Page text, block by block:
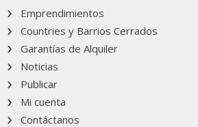
Emprendimientos
Countries y Barrios Cerrados
Garantías de Alquiler
Noticias
Publicar
Mi cuenta
Contáctanos